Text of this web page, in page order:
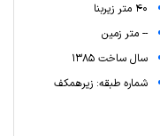
40 متر زیربنا
-- متر زمین
سال ساخت 1385
شماره طبقه: زیرهمکف